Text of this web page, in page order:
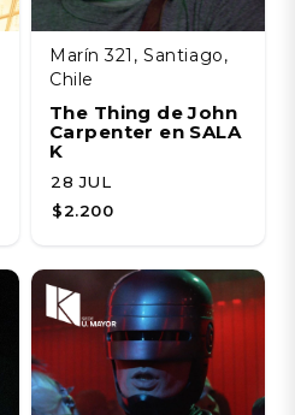
Marín 321, Santiago,
Chile
The Thing de John
Carpenter en SALA
K
28 JUL
$2.200